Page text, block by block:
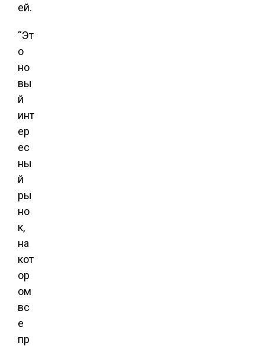
ей.
“Эт
о
но
вы
й
инт
ер
ес
ны
й
ры
но
к,
на
кот
ор
ом
вс
е
пр